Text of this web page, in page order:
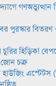
পুরস্কার
হিড়িক!
জোন চক্র
এস্টেটস